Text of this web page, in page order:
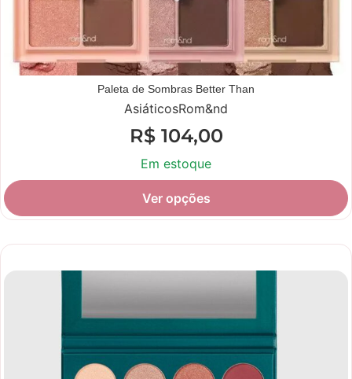
Paleta de Sombras Better Than
AsiáticosRom&nd
R$104,00
Em estoque
Ver opções